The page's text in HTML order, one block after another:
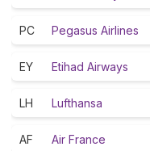
PC Pegasus Airlines
EY Etihad Airways
LH Lufthansa
AF Air France